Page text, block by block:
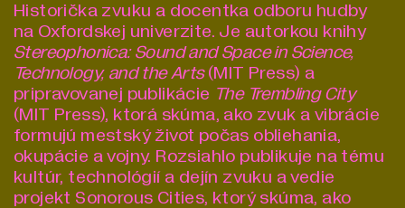
Historička zvuku a docentka odboru hudby
na Oxfordskej univerzite. Je autorkou knihy
Stereophonica: Sound and Space in Science,
Technology, and the Arts(MIT Press) a
pripravovanej publikácie The Trembling City
(MIT Press), ktorá skúma, ako zvuk a vibrácie
formujú mestský život počas obliehania,
okupácie a vojny. Rozsiahlo publikuje na tému
kultúr, technológií a dejín zvuku a vedie
projekt Sonorous Cities, ktorý skúma, ako